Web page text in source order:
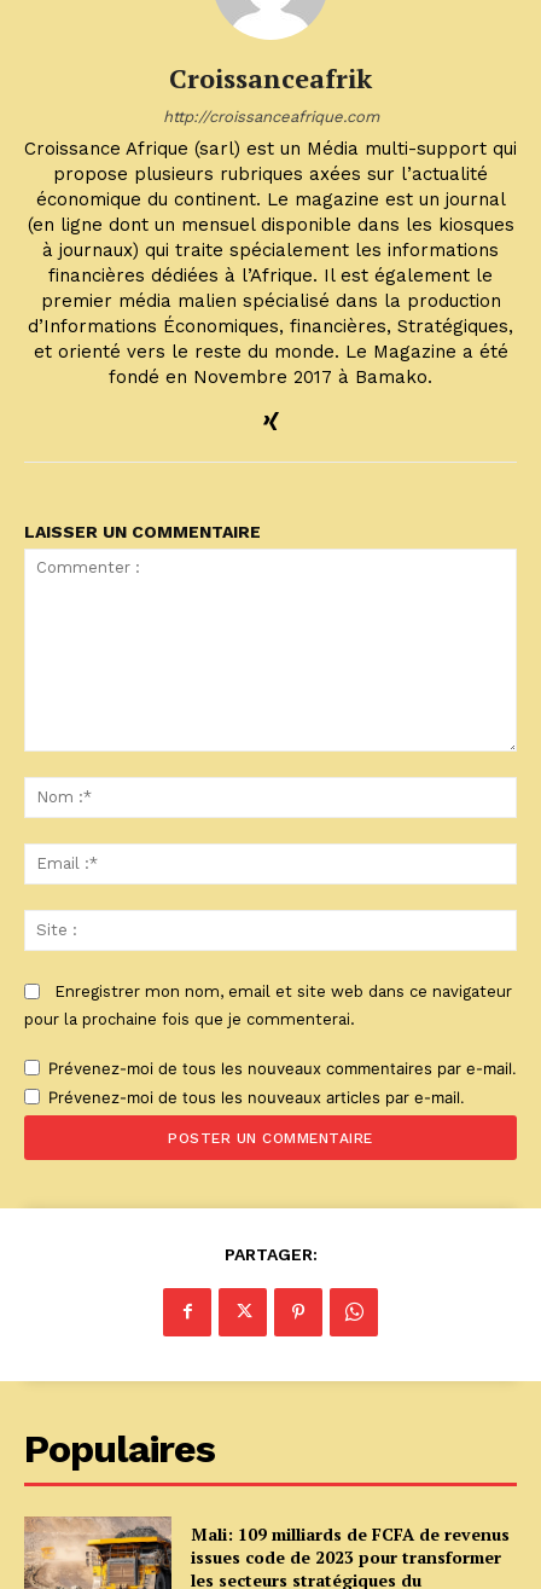
Croissanceafrik
http://croissanceafrique.com
Croissance Afrique (sarl) est un Média multi-support qui
propose plusieurs rubriques axées sur l’actualité
économique du continent. Le magazine est un journal
(en ligne dont un mensuel disponible dans les kiosques
à journaux) qui traite spécialement les informations
financières dédiées à l’Afrique. Il est également le
premier média malien spécialisé dans la production
d’Informations Économiques, financières, Stratégiques,
et orienté vers le reste du monde. Le Magazine a été
fondé en Novembre 2017 à Bamako.
LAISSER UN COMMENTAIRE
:*
:*
:
Enregistrer mon nom, email et site web dans ce navigateur
pour la prochaine fois que je commenterai.
Prévenez-moi de tous les nouveaux commentaires par e-mail.
Prévenez-moi de tous les nouveaux articles par e-mail.
PARTAGER:
Populaires
Mali: 109 milliards de FCFA de revenus
issues code de 2023 pour transformer
les secteurs stratégiques du